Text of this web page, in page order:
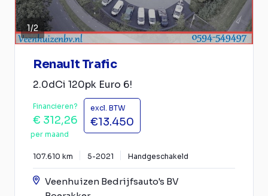
1/2
Renault Trafic
2.0dCi 120pk Euro 6!
Financieren?
€ 312,26
per maand
excl. BTW
€13.450
107.610 km 5-2021 Handgeschakeld
Veenhuizen Bedrijfsauto's BV